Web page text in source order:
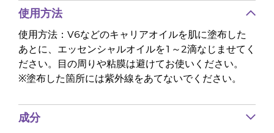
使用方法
使用方法：V6などのキャリアオイルを肌に塗布した
あとに、エッセンシャルオイルを1～2滴なじませてく
ださい。目の周りや粘膜は避けてお使いください。
※塗布した箇所には紫外線をあてないでください。
成分